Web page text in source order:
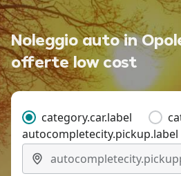
Noleggio auto in
offerte low cost
category.car.label
autocompletecity.pickup.label